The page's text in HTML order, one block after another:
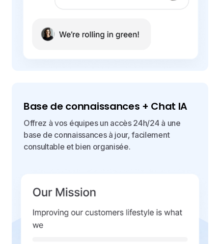
Base de connaissances + Chat IA
Offrez à vos équipes un accès 24h/24 à une
base de connaissances à jour, facilement
consultable et bien organisée.